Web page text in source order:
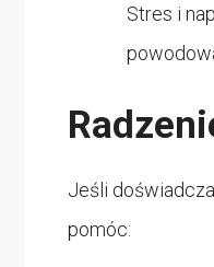
Stres i
Jeśli
pomóc: